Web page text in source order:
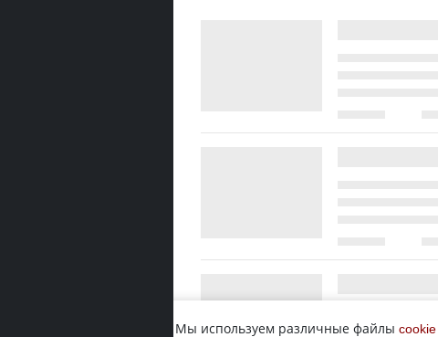
Мы используем различные файлы cookie